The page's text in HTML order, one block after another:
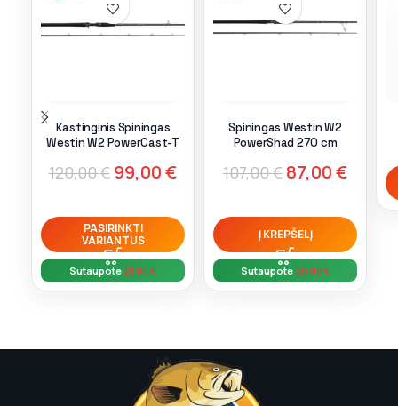
Kastinginis Spiningas
Westin W2 PowerCast-T
120,00€ 99,00€
PASIRINKTI
VARIANTUS
Sutaupote 21,00 €
Spiningas Westin W2
PowerShad 270 cm
107,00€ 87,00€
Į KREPŠELĮ
Sutaupote 20,00 €